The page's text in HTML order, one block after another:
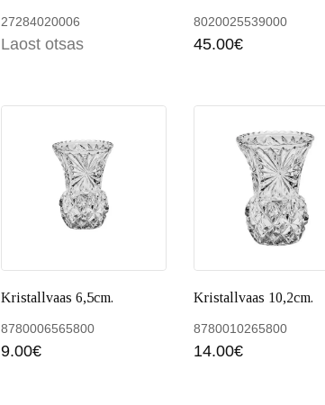
27284020006
Laost otsas
8020025539000
45.00€
Kristallvaas 6,5cm.
8780006565800
9.00€
Kristallvaas 10,2cm.
8780010265800
14.00€